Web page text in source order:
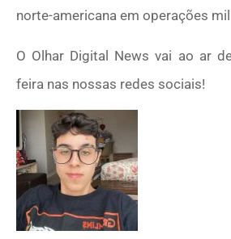
norte-americana em operações
O Olhar Digital News vai ao ar
feira nas nossas redes sociais!